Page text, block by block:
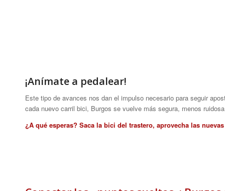
¡Anímate a pedalear!
Este tipo de avances nos dan el impulso necesario para seguir
cada nuevo carril bici, Burgos se vuelve más segura, menos
¿A qué esperas? Saca la bici del trastero, aprovecha las